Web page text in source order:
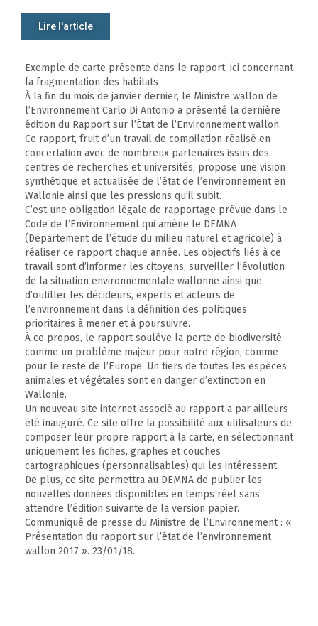
Lire l'article
Exemple de carte présente dans le rapport, ici concernant
la fragmentation des habitats
À la fin du mois de janvier dernier, le Ministre wallon de
l’Environnement Carlo Di Antonio a présenté la dernière
édition du Rapport sur l’État de l’Environnement wallon.
Ce rapport, fruit d’un travail de compilation réalisé en
concertation avec de nombreux partenaires issus des
centres de recherches et universités, propose une vision
synthétique et actualisée de l’état de l’environnement en
Wallonie ainsi que les pressions qu’il subit.
C’est une obligation légale de rapportage prévue dans le
Code de l’Environnement qui amène le DEMNA
(Département de l’étude du milieu naturel et agricole) à
réaliser ce rapport chaque année. Les objectifs liés à ce
travail sont d’informer les citoyens, surveiller l’évolution
de la situation environnementale wallonne ainsi que
d’outiller les décideurs, experts et acteurs de
l’environnement dans la définition des politiques
prioritaires à mener et à poursuivre.
À ce propos, le rapport soulève la perte de biodiversité
comme un problème majeur pour notre région, comme
pour le reste de l’Europe. Un tiers de toutes les espèces
animales et végétales sont en danger d’extinction en
Wallonie.
Un nouveau site internet associé au rapport a par ailleurs
été inauguré. Ce site offre la possibilité aux utilisateurs de
composer leur propre rapport à la carte, en sélectionnant
uniquement les fiches, graphes et couches
cartographiques (personnalisables) qui les intéressent.
De plus, ce site permettra au DEMNA de publier les
nouvelles données disponibles en temps réel sans
attendre l’édition suivante de la version papier.
Communiqué de presse du Ministre de l’Environnement : «
Présentation du rapport sur l’état de l’environnement
wallon 2017 ». 23/01/18.